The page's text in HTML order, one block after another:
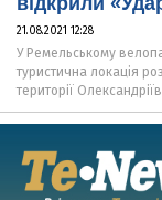
21.08.2021 12:28
У Ремельському
туристична локація
території